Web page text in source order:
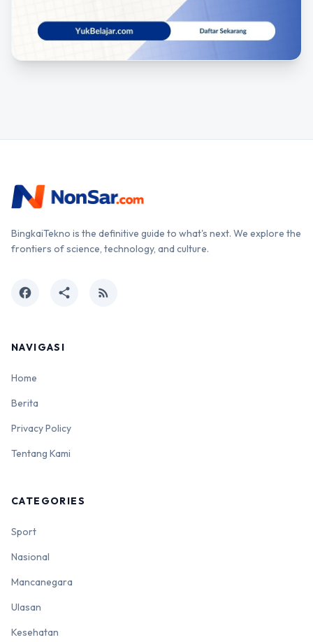
BingkaiTekno is the definitive guide to what's next. We explore the
frontiers of science, technology, and culture.
facebook share rss_feed
NAVIGASI
Home
Berita
Privacy Policy
Tentang Kami
CATEGORIES
Sport
Nasional
Mancanegara
Ulasan
Kesehatan